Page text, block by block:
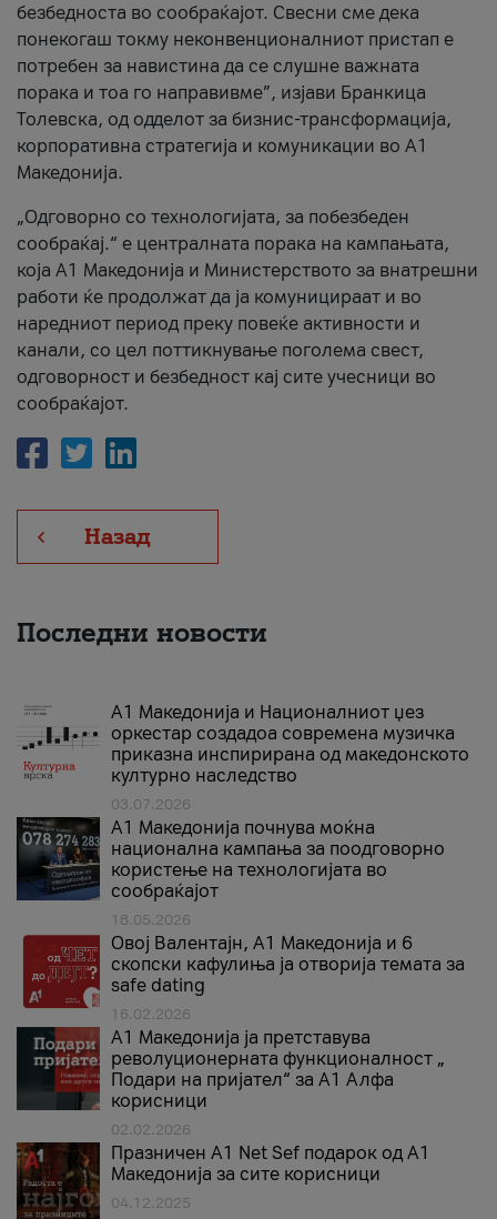
безбедноста во сообраќајот. Свесни сме дека
понекогаш токму неконвенционалниот пристап е
потребен за навистина да се слушне важната
порака и тоа го направивме”, изјави Бранкица
Толевска, од одделот за бизнис-трансформација,
корпоративна стратегија и комуникации во А1
Македонија.
„Одговорно со технологијата, за побезбеден
сообраќај.“ е централната порака на кампањата,
која A1 Македонија и Министерството за внатрешни
работи ќе продолжат да ја комуницираат и во
наредниот период преку повеќе активности и
канали, со цел поттикнување поголема свест,
одговорност и безбедност кај сите учесници во
сообраќајот.
Назад
Последни новости
А1 Македонија и Националниот џез
оркестар создадоа современа музичка
приказна инспирирана од македонското
културно наследство
03.07.2026
A1 Македонија почнува моќна
национална кампања за поодговорно
користење на технологијата во
сообраќајот
18.05.2026
Овој Валентајн, A1 Македонија и 6
скопски кафулиња ја отворија темата за
safe dating
16.02.2026
А1 Македонија ја претставува
револуционерната функционалност „
Подари на пријател“ за А1 Алфа
корисници
02.02.2026
Празничен A1 Net Sеf подарок од А1
Македонија за сите корисници
04.12.2025